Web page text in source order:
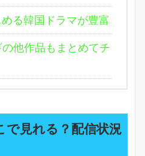
る韓国ドラマが豊富
他作品もまとめてチ
で見れる？配信状況